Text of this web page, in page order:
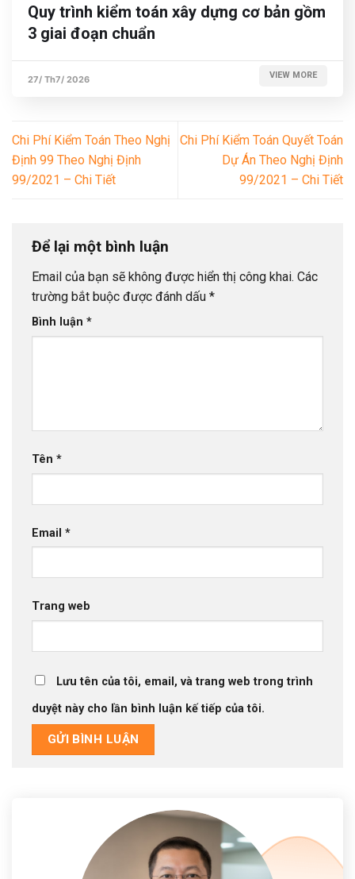
Quy trình kiểm toán xây dựng cơ bản gồm
3 giai đoạn chuẩn
27/ Th7/ 2026 VIEW MORE
Chi Phí Kiểm Toán Theo Nghị
Định 99 Theo Nghị Định
99/2021 – Chi Tiết
Chi Phí Kiểm Toán Quyết Toán
Dự Án Theo Nghị Định
99/2021 – Chi Tiết
Để lại một bình luận
Email của bạn sẽ không được hiển thị công khai. Các
trường bắt buộc được đánh dấu *
Bình luận *
Tên *
Email *
Trang web
Lưu tên của tôi, email, và trang web trong trình
duyệt này cho lần bình luận kế tiếp của tôi.